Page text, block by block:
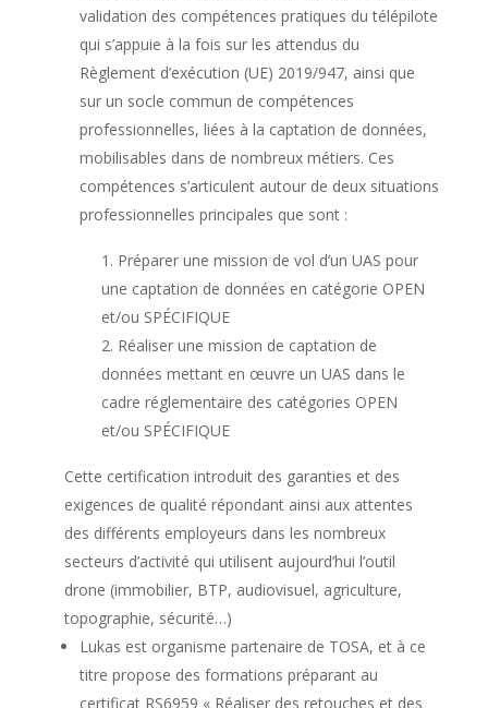
validation des compétences pratiques du télépilote
qui s’appuie à la fois sur les attendus du
Règlement d’exécution (UE) 2019/947, ainsi que
sur un socle commun de compétences
professionnelles, liées à la captation de données,
mobilisables dans de nombreux métiers. Ces
compétences s’articulent autour de deux situations
professionnelles principales que sont :
Préparer une mission de vol d’un UAS pour
une captation de données en catégorie OPEN
et/ou SPÉCIFIQUE
Réaliser une mission de captation de
données mettant en œuvre un UAS dans le
cadre réglementaire des catégories OPEN
et/ou SPÉCIFIQUE
Cette certification introduit des garanties et des
exigences de qualité répondant ainsi aux attentes
des différents employeurs dans les nombreux
secteurs d’activité qui utilisent aujourd’hui l’outil
drone (immobilier, BTP, audiovisuel, agriculture,
topographie, sécurité…)
Lukas est organisme partenaire de TOSA, et à ce
titre propose des formations préparant au
certificat RS6959 « Réaliser des retouches et des